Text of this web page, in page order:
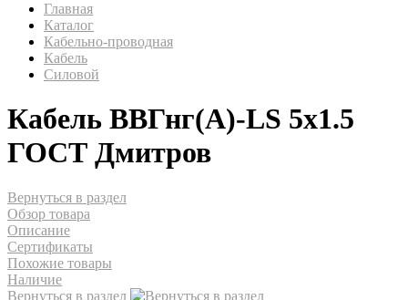
Главная
Каталог
Кабельно-проводная
Кабель
Силовой
Кабель ВВГнг(А)-LS 5х1.5
ГОСТ Дмитров
Вернуться в раздел
Обзор товара
Описание
Сертификаты
Похожие товары
Наличие
Вернуться в раздел